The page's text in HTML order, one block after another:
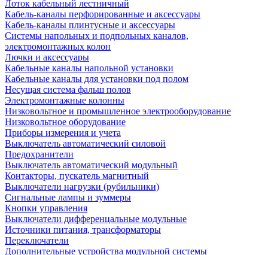
Лоток кабельный лестничный
Кабель-каналы перфорированные и аксессуары
Кабель-каналы плинтусные и аксессуары
Системы напольных и подпольных каналов,
электромонтажных колон
Лючки и аксессуары
Кабельные каналы напольной установки
Кабельные каналы для установки под полом
Несущая система фальш полов
Электромонтажные колонны
Низковольтное и промышленное электрооборудование
Низковольтное оборудование
Приборы измерения и учета
Выключатель автоматический силовой
Предохранители
Выключатель автоматический модульный
Контакторы, пускатель магнитный
Выключатели нагрузки (рубильники)
Сигнальные лампы и зуммеры
Кнопки управления
Выключатели дифференцальные модульные
Источники питания, трансформаторы
Переключатели
Дополнительные устройства модульной системы